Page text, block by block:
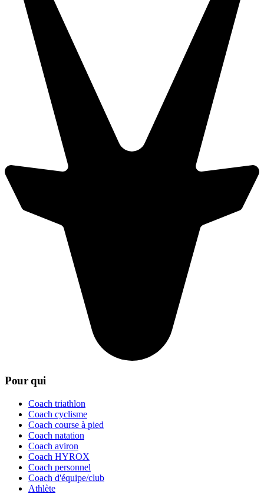
Pour qui
Coach triathlon
Coach cyclisme
Coach course à pied
Coach natation
Coach aviron
Coach HYROX
Coach personnel
Coach d'équipe/club
Athlète